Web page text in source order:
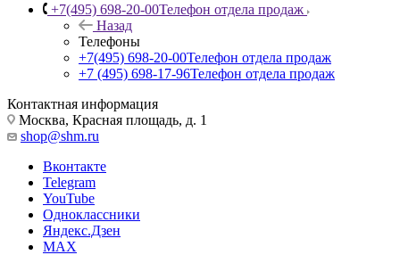
+7(495) 698-20-00Телефон отдела продаж
Назад
Телефоны
+7(495) 698-20-00Телефон отдела продаж
+7 (495) 698-17-96Телефон отдела продаж
Контактная информация
Москва, Красная площадь, д. 1
shop@shm.ru
Вконтакте
Telegram
YouTube
Одноклассники
Яндекс.Дзен
MAX